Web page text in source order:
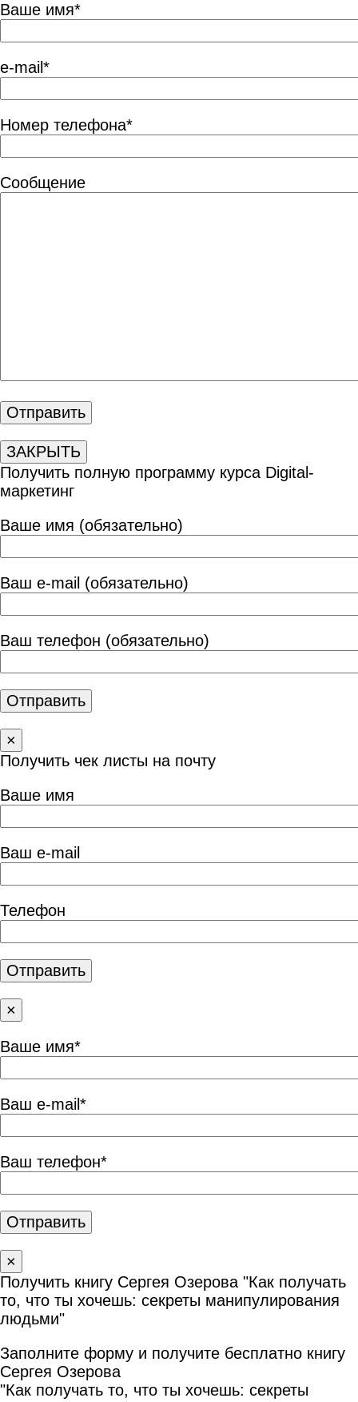
Ваше имя*
e-mail*
Номер телефона*
Сообщение
ЗАКРЫТЬ
Получить полную программу курса Digital-
маркетинг
Ваше имя (обязательно)
Ваш e-mail (обязательно)
Ваш телефон (обязательно)
×
Получить чек листы на почту
Ваше имя
Ваш e-mail
Телефон
×
Ваше имя*
Ваш e-mail*
Ваш телефон*
×
Получить книгу Сергея Озерова "Как получать
то, что ты хочешь: секреты манипулирования
людьми"
Заполните форму и получите бесплатно книгу
Сергея Озерова
"Как получать то, что ты хочешь: секреты